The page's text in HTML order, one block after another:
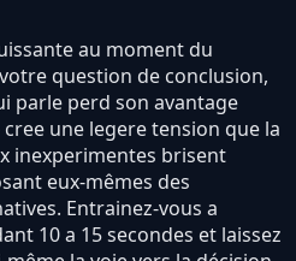
au moment du
question de conclusion,
parle perd son avantage
une legere tension que la
inexperimentes brisent
eux-mêmes des
Entrainez-vous a
10 a 15 secondes et laissez